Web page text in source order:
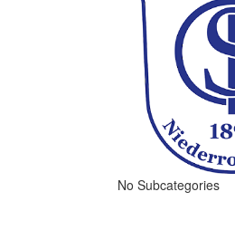
No Subcategories